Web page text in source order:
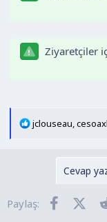
Ziyaretçiler
T
e
jclouseau cesoaxl
Cevap
Paylaş: X